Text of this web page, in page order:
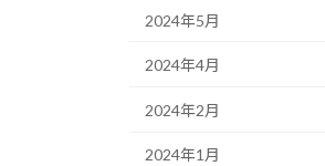
2024年5月
2024年4月
2024年2月
2024年1月